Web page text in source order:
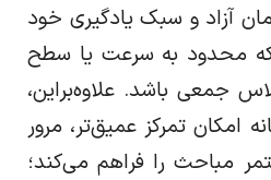
آزاد و سبک یادگیری خود
محدود به سرعت یا سطح
جمعی باشد. علاوه‌براین،
امکان تمرکز عمیق‌تر، مرور
مباحث را فراهم می‌کند؛